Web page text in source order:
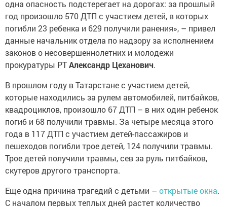
одна опасность подстерегает на дорогах: за прошлый
год произошло 570 ДТП с участием детей, в которых
погибли 23 ребенка и 629 получили ранения», – привел
данные начальник отдела по надзору за исполнением
законов о несовершеннолетних и молодежи
прокуратуры РТАлександр Цеханович.
В прошлом году в Татарстане с участием детей,
которые находились за рулем автомобилей, питбайков,
квадроциклов, произошло 67 ДТП – в них один ребенок
погиб и 68 получили травмы. За четыре месяца этого
года в 117 ДТП с участием детей-пассажиров и
пешеходов погибли трое детей, 124 получили травмы.
Трое детей получили травмы, сев за руль питбайков,
скутеров другого транспорта.
Еще одна причина трагедий с детьми – открытые окна.
С началом первых теплых дней растет количество